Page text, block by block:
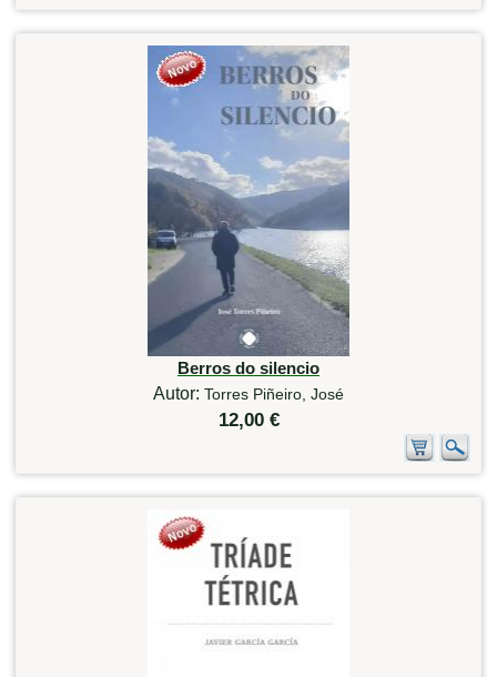
Berros do silencio
Autor: Torres Piñeiro, José
12,00 €